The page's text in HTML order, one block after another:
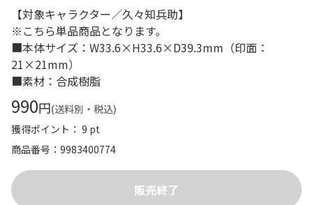
【対象キャラクター／久々知兵助】
※こちら単品商品となります。
■本体サイズ：W33.6×H33.6×D39.3mm（印面：
21×21mm）
■素材：合成樹脂
990円(送料別・税込)
獲得ポイント： 9 pt
商品番号
9983400774